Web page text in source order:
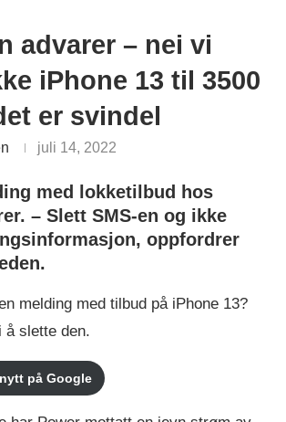
advarer – nei vi
iPhone 13 til 3500
er svindel
juli 14, 2022
med lokketilbud hos
– Slett SMS-en og ikke
oppfordrer
melding med tilbud på iPhone 13?
å slette den.
på Google